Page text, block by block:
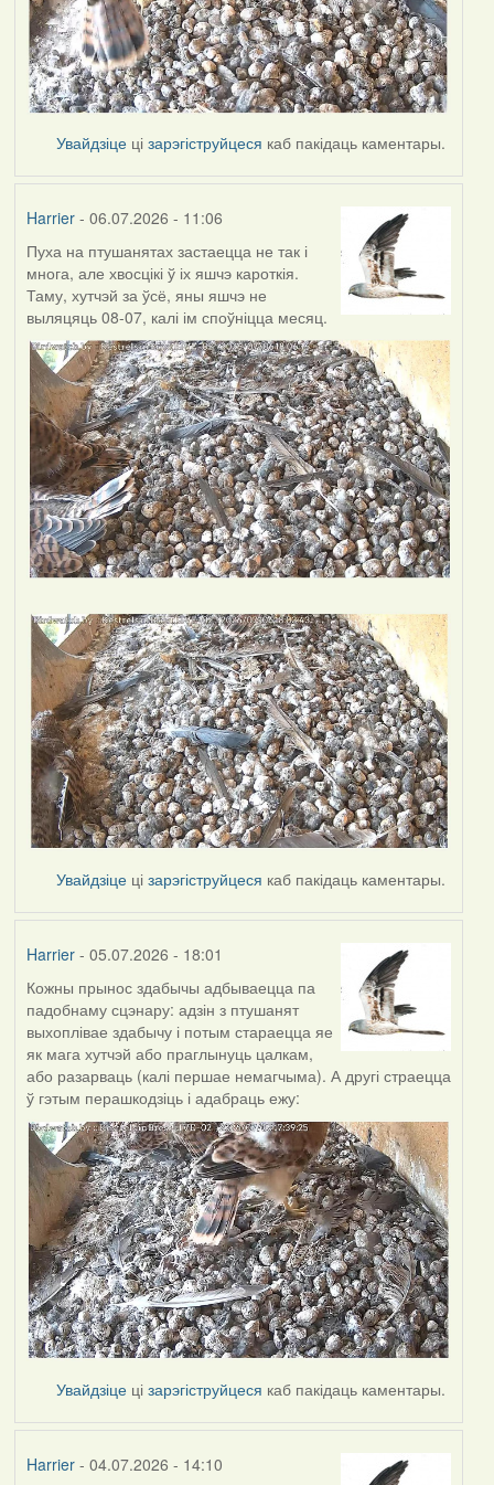
Увайдзіце цізарэгіструйцеся каб пакідаць каментары.
Harrier- 06.07.2026 - 11:06
Пуха на птушанятах застаецца не так і
многа, але хвосцікі ў іх яшчэ кароткія.
Таму, хутчэй за ўсё, яны яшчэ не
выляцяць 08-07, калі ім споўніцца месяц.
Увайдзіце цізарэгіструйцеся каб пакідаць каментары.
Harrier- 05.07.2026 - 18:01
Кожны прынос здабычы адбываецца па
падобнаму сцэнару: адзін з птушанят
выхоплівае здабычу і потым стараецца яе
як мага хутчэй або праглынуць цалкам,
або разарваць (калі першае немагчыма). А другі страецца
ў гэтым перашкодзіць і адабраць ежу:
Увайдзіце цізарэгіструйцеся каб пакідаць каментары.
Harrier- 04.07.2026 - 14:10